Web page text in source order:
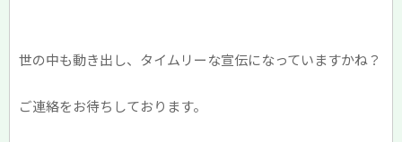
世の中も動き出し、タイムリーな宣伝になっていますかね？
ご連絡をお待ちしております。